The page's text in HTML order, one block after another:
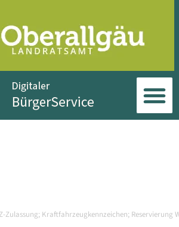
Zulassung; Kraftfahrzeugkennzeichen; Reservierung